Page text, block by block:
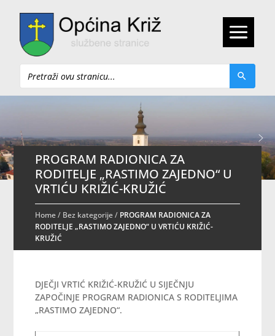
Pretraži
PROGRAM RADIONICA ZA
RODITELJE „RASTIMO ZAJEDNO“ U
VRTIĆU KRIŽIĆ-KRUŽIĆ
Home/ Bez kategorije/ PROGRAM RADIONICA ZA
RODITELJE „RASTIMO ZAJEDNO“ U VRTIĆU KRIŽIĆ-
KRUŽIĆ
DJEČJI VRTIĆ KRIŽIĆ-KRUŽIĆ U SIJEČNJU
ZAPOČINJE PROGRAM RADIONICA S RODITELJIMA
„RASTIMO ZAJEDNO“.